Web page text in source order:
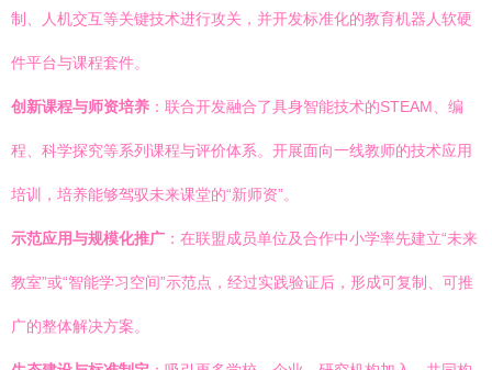
制、人机交互等关键技术进行攻关，并开发标准化的教育机器人软硬
件平台与课程套件。
创新课程与师资培养 ：联合开发融合了具身智能技术的STEAM、编
程、科学探究等系列课程与评价体系。开展面向一线教师的技术应用
培训，培养能够驾驭未来课堂的“新师资”。
示范应用与规模化推广 ：在联盟成员单位及合作中小学率先建立“未来
教室”或“智能学习空间”示范点，经过实践验证后，形成可复制、可推
广的整体解决方案。